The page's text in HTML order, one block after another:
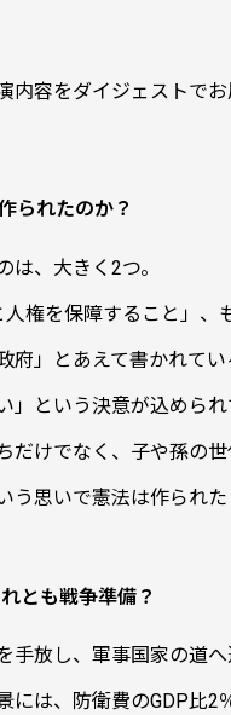
内容をダイジェストで
られたのか？
は、大きく2つ。
権を保障すること」、
府」とあえて書かれて
」という決意が込められ
だけでなく、子や孫の
う思いで憲法は作られた
とも戦争準備？
手放し、軍事国家の道
には、防衛費のGDP比